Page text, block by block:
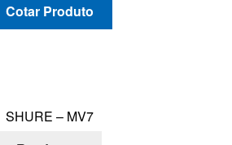
Cotar Produto
SHURE – MV7